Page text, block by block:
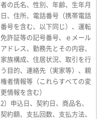
者の氏名、性別、年齢、生年月
日、住所、電話番号（携帯電話
番号を含む、以下同じ）、運転
免許証等の記号番号、ｅメール
アドレス、勤務先とその内容、
家族構成、住居状況、取引を行
う目的、連絡先（実家等）、親
権者情報等（これらすべての変
更情報を含む）
2）申込日、契約日、商品名、
契約額、支払回数、支払方法、